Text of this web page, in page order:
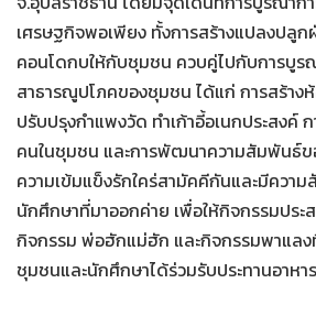
เศรษฐกิจพอเพียง ทั้งการสร้างแปลงปลูก
คอนโดกบให้กับชุมชน ควบคู่ไปกับการบู
สาธารณูปโภคของชุมชน ได้แก่ การสร้าง
ปรับปรุงกำแพงวัด ทำเก้าอี้อเนกประสงค์
คนในชุมชน และการพัฒนาความสัมพันธ์
ความเข้มแข็งรักใคร่สามัคคีกันและมีคว
นักศึกษาที่มาออกค่าย เพื่อให้กิจกรรมประ
กิจกรรม พ่อฮักแม่ฮัก และกิจกรรมพาแลง
ชุมชนและนักศึกษาได้ร่วมรับประทานอาห